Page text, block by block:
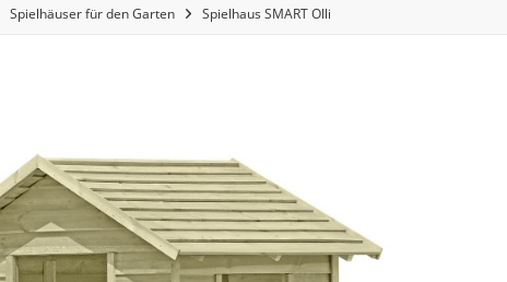
Spielhäuser für den Garten Spielhaus SMART Olli